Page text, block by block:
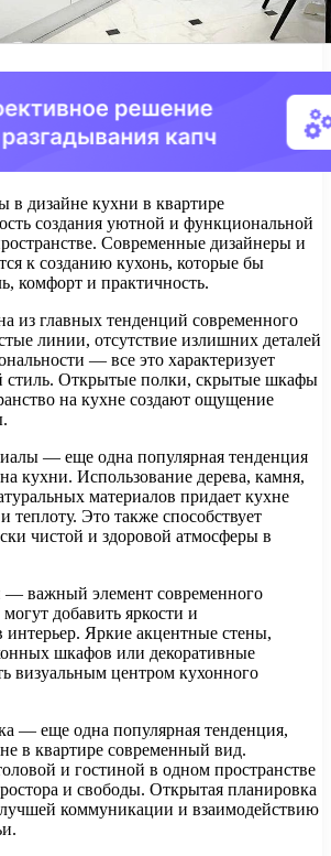
в дизайне кухни в квартире
создания уютной и функциональной
Современные дизайнеры и
к созданию кухонь, которые бы
комфорт и практичность.
из главных тенденций современного
линии, отсутствие излишних деталей
— все это характеризует
стиль. Открытые полки, скрытые шкафы
на кухне создают ощущение
— еще одна популярная тенденция
кухни. Использование дерева, камня,
материалов придает кухне
теплоту. Это также способствует
чистой и здоровой атмосферы в
— важный элемент современного
добавить яркости и
интерьер. Яркие акцентные стены,
шкафов или декоративные
визуальным центром кухонного
— еще одна популярная тенденция,
в квартире современный вид.
и гостиной в одном пространстве
и свободы. Открытая планировка
лучшей коммуникации и взаимодействию